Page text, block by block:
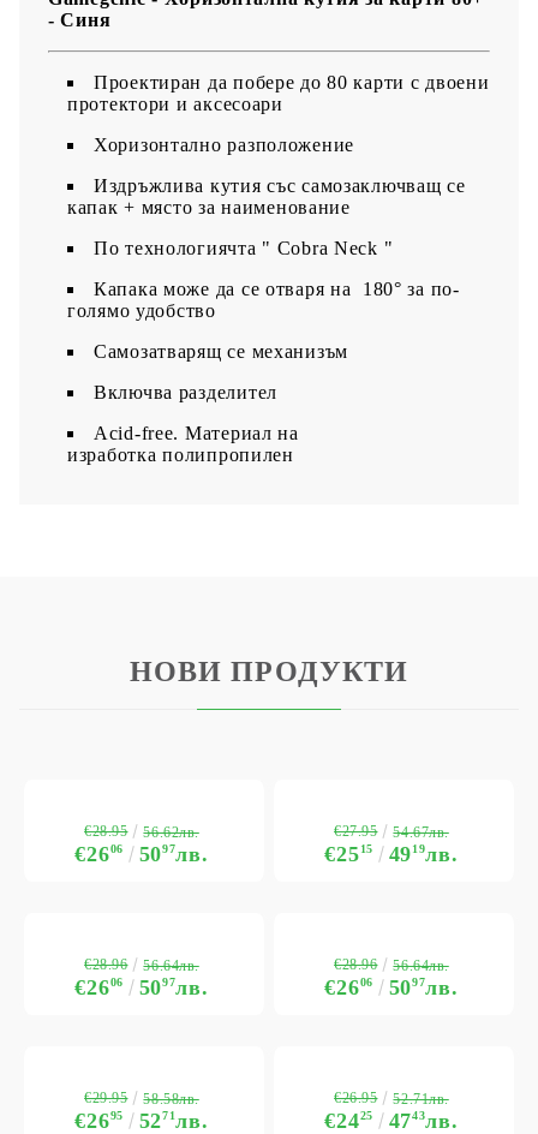
- Синя
Проектиран да побере до 80 карти с двоени
протектори и аксесоари
Хоризонтално разположение
Издръжлива кутия със самозаключващ се
капак + място за наименование
По технологиячта " Cobra Neck "
Капака може да се отваря на 180° за по-
голямо удобство
Самозатварящ се механизъм
Включва разделител
Acid-free. Материал на
изработка полипропилен
НОВИ ПРОДУКТИ
€2606 5097лв.
€28.95 56.62лв.
€2515 4919лв.
€27.95 54.67лв.
€2606 5097лв.
€28.96 56.64лв.
€2606 5097лв.
€28.96 56.64лв.
€2695 5271лв.
€29.95 58.58лв.
€2425 4743лв.
€26.95 52.71лв.